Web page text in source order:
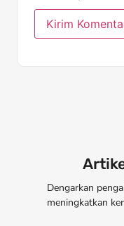
Dengarkan
meningkatkan